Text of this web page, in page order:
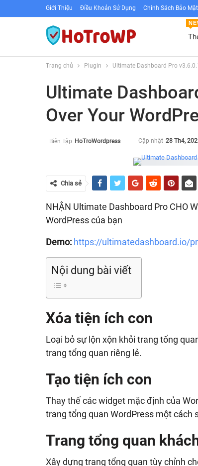
Giới Thiệu Điều Khoản Sử Dụng Chính Sách Bảo Mật
Trang chủ Plugin Ultimate Dashboard Pro
Ultimate
Over Your
Biên Tập HoTroWordpress Cập nhật 28 Th4,
Chia sẻ
NHẬN Ultimate Dashboard Pro CHO
WordPress của bạn
Demo: https://ultimatedashboard.io/
Nội dung bài viết
Xóa tiện ích con
Loại bỏ sự lộn xộn khỏi trang tổng
trang tổng quan riêng lẻ.
Tạo tiện ích con
Thay thế các widget mặc định của
trang tổng quan WordPress một cách
Trang tổng quan
Xây dựng trang tổng quan tùy chỉnh